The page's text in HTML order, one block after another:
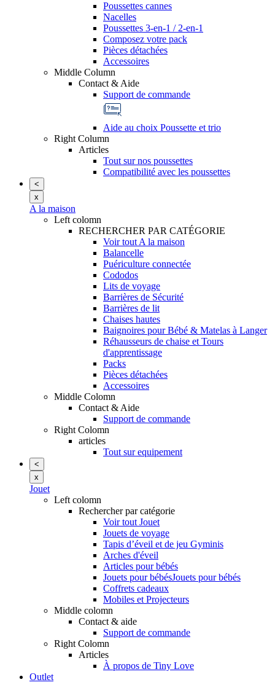
Poussettes cannes
Nacelles
Poussettes 3-en-1 / 2-en-1
Composez votre pack
Pièces détachées
Accessoires
Middle Column
Contact & Aide
Support de commande
Aide au choix Poussette et trio
Right Column
Articles
Tout sur nos poussettes
Compatibilité avec les poussettes
<
x
A la maison
Left colomn
RECHERCHER PAR CATÉGORIE
Voir tout A la maison
Balancelle
Puériculture connectée
Cododos
Lits de voyage
Barrières de Sécurité
Barrières de lit
Chaises hautes
Baignoires pour Bébé & Matelas à Langer
Réhausseurs de chaise et Tours
d'apprentissage
Packs
Pièces détachées
Accessoires
Middle Colomn
Contact & Aide
Support de commande
Right Colomn
articles
Tout sur equipement
<
x
Jouet
Left colomn
Rechercher par catégorie
Voir tout Jouet
Jouets de voyage
Tapis d’éveil et de jeu Gyminis
Arches d'éveil
Articles pour bébés
Jouets pour bébésJouets pour bébés
Coffrets cadeaux
Mobiles et Projecteurs
Middle colomn
Contact & aide
Support de commande
Right Colomn
Articles
À propos de Tiny Love
Outlet